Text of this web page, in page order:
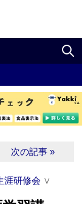
次の記事 »
涯研修会 ∨